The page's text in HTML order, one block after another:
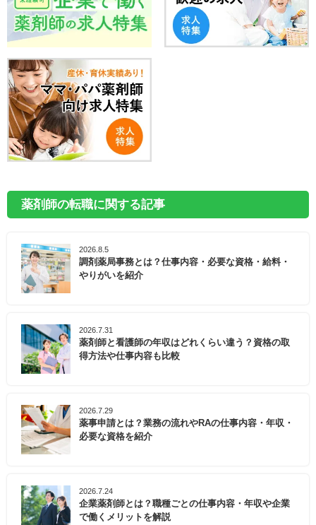
薬剤師の転職に関する記事
2026.8.5
調剤薬局事務とは？仕事内容・必要な資格・給料・
やりがいを紹介
2026.7.31
薬剤師と看護師の年収はどれくらい違う？資格の取
得方法や仕事内容も比較
2026.7.29
薬事申請とは？業務の流れやRAの仕事内容・年収・
必要な資格を紹介
2026.7.24
企業薬剤師とは？職種ごとの仕事内容・年収や企業
で働くメリットを解説